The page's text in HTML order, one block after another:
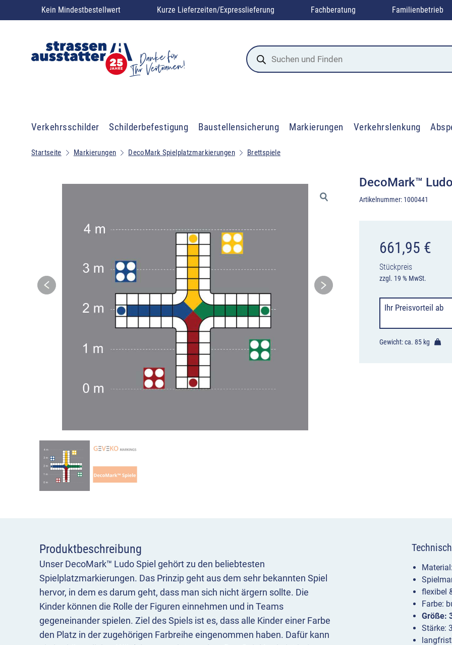
Kein Mindestbestellwert Kurze Lieferzeiten/Expresslieferung Fachberatung Familienbetrieb
Products
search
Verkehrsschilder Schilderbefestigung Baustellensicherung Markierungen Verkehrslenkung
Startseite Markierungen DecoMark Spielplatzmarkierungen Brettspiele
DecoMark™
Artikelnummer: 1000441
661,95 €
Stückpreis
zzgl. 19 % MwSt.
Ihr Preisvorteil ab
Gewicht: ca. 85 kg
Produktbeschreibung
Unser DecoMark™ Ludo Spiel gehört zu den beliebtesten
Spielplatzmarkierungen. Das Prinzip geht aus dem sehr bekannten Spiel
hervor, in dem es darum geht, dass man sich nicht ärgern sollte. Die
Kinder können die Rolle der Figuren einnehmen und in Teams
gegeneinander spielen. Ziel des Spiels ist es, dass alle Kinder einer Farbe
den Platz in der zugehörigen Farbreihe eingenommen haben. Dafür kann
flexibel
Farbe:
Größe:
Stärke: